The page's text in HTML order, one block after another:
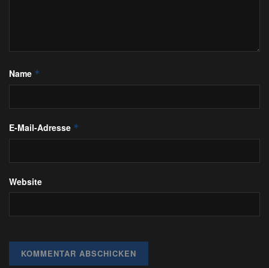
Name *
E-Mail-Adresse *
Website